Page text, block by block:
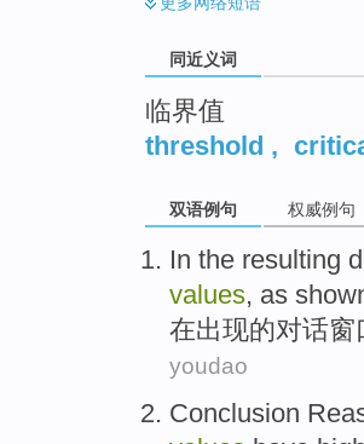
同近义词
临界值
threshold ,
双语例句 权威例句
In the resulting
values, as
在出现的对话窗
youdao
Conclusion